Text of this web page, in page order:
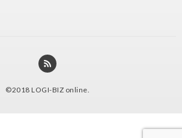
©2018 LOGI-BIZ online